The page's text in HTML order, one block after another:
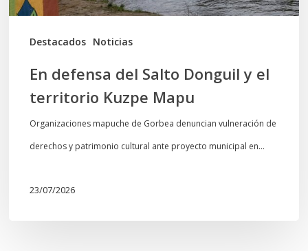
Destacados Noticias
Kuzpe
Mapu
En defensa del Salto Donguil y el
territorio Kuzpe Mapu
Organizaciones mapuche de Gorbea denuncian vulneración de
derechos y patrimonio cultural ante proyecto municipal en…
23/07/2026